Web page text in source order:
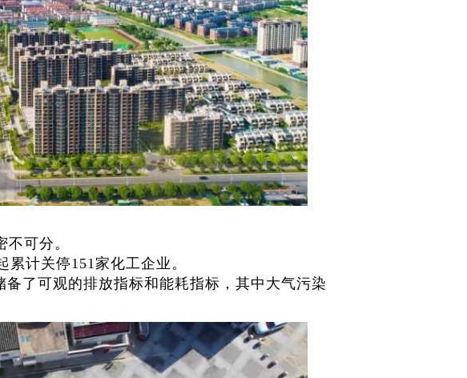
可分。
计关停151家化工企业。
备了可观的排放指标和能耗指标，其中大气污染